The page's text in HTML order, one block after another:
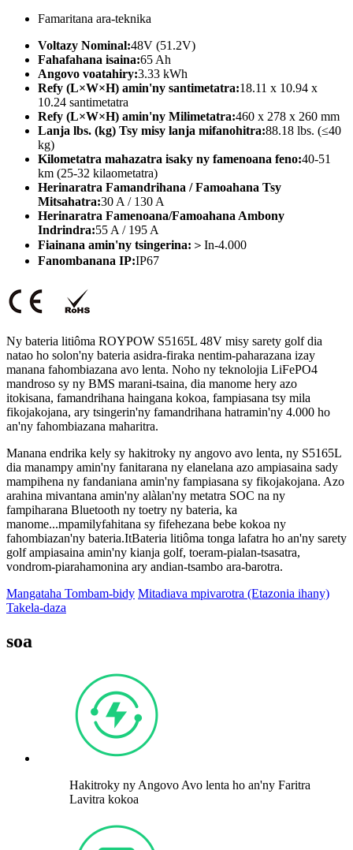
Famaritana ara-teknika
Voltazy Nominal:48V (51.2V)
Fahafahana isaina:65 Ah
Angovo voatahiry:3.33 kWh
Refy (L×W×H) amin'ny santimetatra:18.11 x 10.94 x
10.24 santimetatra
Refy (L×W×H) amin'ny Milimetatra:460 x 278 x 260 mm
Lanja lbs. (kg) Tsy misy lanja mifanohitra:88.18 lbs. (≤40
kg)
Kilometatra mahazatra isaky ny famenoana feno:40-51
km (25-32 kilaometatra)
Herinaratra Famandrihana / Famoahana Tsy
Mitsahatra:30 A / 130 A
Herinaratra Famenoana/Famoahana Ambony
Indrindra:55 A / 195 A
Fiainana amin'ny tsingerina: ＞In-4.000
Fanombanana IP:IP67
Ny bateria litiôma ROYPOW S5165L 48V misy sarety golf dia
natao ho solon'ny bateria asidra-firaka nentim-paharazana izay
manana fahombiazana avo lenta. Noho ny teknolojia LiFePO4
mandroso sy ny BMS marani-tsaina, dia manome hery azo
itokisana, famandrihana haingana kokoa, fampiasana tsy mila
fikojakojana, ary tsingerin'ny famandrihana hatramin'ny 4.000 ho
an'ny fahombiazana maharitra.
Manana endrika kely sy hakitroky ny angovo avo lenta, ny S5165L
dia manampy amin'ny fanitarana ny elanelana azo ampiasaina sady
mampihena ny fandaniana amin'ny fampiasana sy fikojakojana. Azo
arahina mivantana amin'ny alàlan'ny metatra SOC na ny
fampiharana Bluetooth ny toetry ny bateria, ka
manome...mpamilyfahitana sy fifehezana bebe kokoa ny
fahombiazan'ny bateria.ItBateria litiôma tonga lafatra ho an'ny sarety
golf ampiasaina amin'ny kianja golf, toeram-pialan-tsasatra,
vondrom-piarahamonina ary andian-tsambo ara-barotra.
Mangataha Tombam-bidy Mitadiava mpivarotra (Etazonia ihany)
Takela-daza
soa
Hakitroky ny Angovo Avo lenta ho an'ny Faritra
Lavitra kokoa